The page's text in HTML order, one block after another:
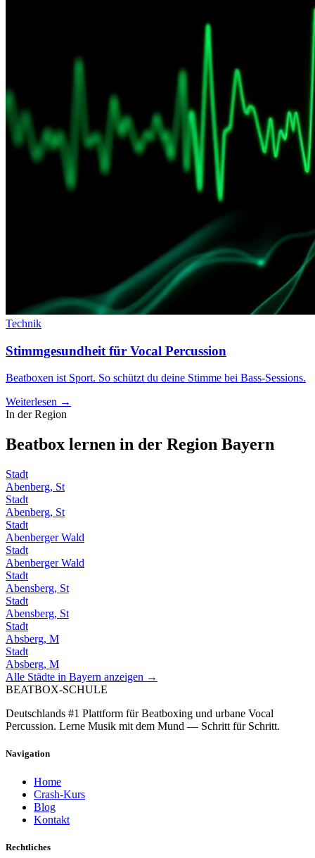
Technik
Stimmgesundheit für Vocal Percussion
Beatboxen ist Sport. So schützt du deine Stimme bei Bass-Sessions.
Weiterlesen →
In der Region
Beatbox lernen in der Region Bayern
Stadt
Abenberg, St
Stadt
Abenberg, St
Stadt
Abenberger Wald
Stadt
Abenberger Wald
Stadt
Abensberg, St
Stadt
Abensberg, St
Stadt
Absberg, M
Stadt
Absberg, M
Alle Städte in Bayern anzeigen →
BEATBOX-SCHULE
Deutschlands #1 Plattform für Beatboxing und urbane Vocal
Percussion. Lerne Musik mit dem Mund — Schritt für Schritt.
Navigation
Home
Crash-Kurs
Blog
Kontakt
Rechtliches